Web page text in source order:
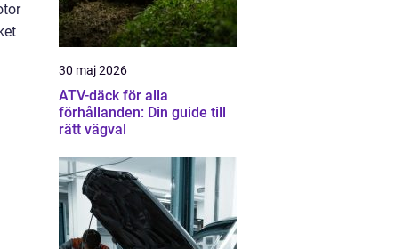
30 maj 2026
ATV-däck för alla
förhållanden: Din guide till
rätt vägval